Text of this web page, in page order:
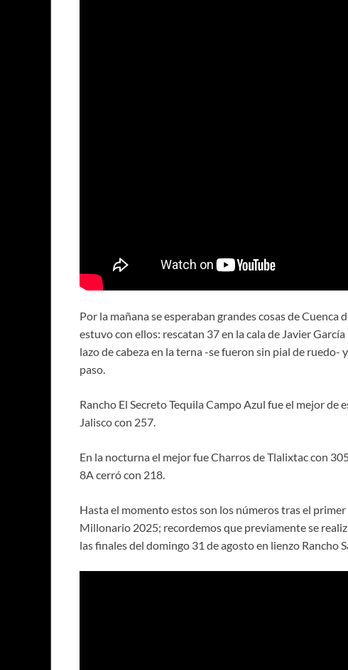
Por la mañana se esperaban grandes cosas de
estuvo con ellos: rescatan 37 en la cala de Javier
lazo de cabeza en la terna -se fueron sin pial de
paso.
Rancho El Secreto Tequila Campo Azul fue el mejor de
Jalisco con 257.
En la nocturna el mejor fue Charros de Tlalixtac con
8A cerró con 218.
Hasta el momento estos son los números tras el
Millonario 2025; recordemos que previamente se
las finales del domingo 31 de agosto en lienzo Rancho